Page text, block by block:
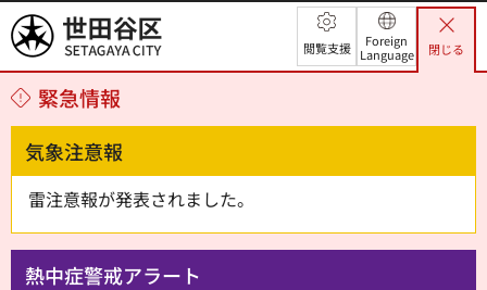
世田谷区 閲覧支援
Foreign
Language
閉じる
緊急情報
気象注意報
雷注意報が発表されました。
熱中症警戒アラート